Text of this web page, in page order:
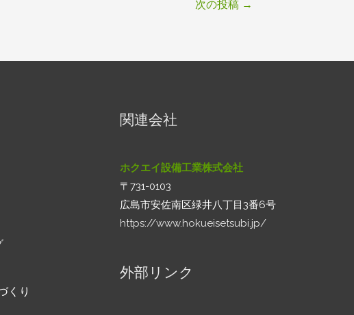
次の投稿 →
くり
関連会社
ホクエイ設備工業株式会社
〒731-0103
広島市安佐南区緑井八丁目3番6号
https://www.hokueisetsubi.jp/
外部リンク